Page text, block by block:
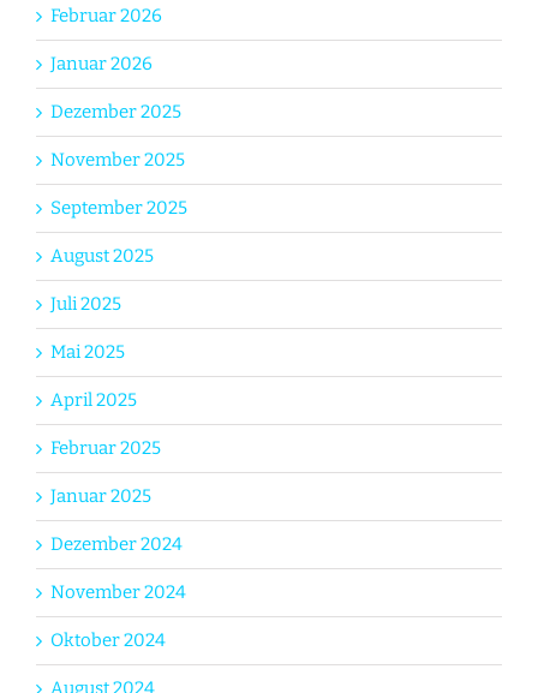
Februar 2026
Januar 2026
Dezember 2025
November 2025
September 2025
August 2025
Juli 2025
Mai 2025
April 2025
Februar 2025
Januar 2025
Dezember 2024
November 2024
Oktober 2024
August 2024